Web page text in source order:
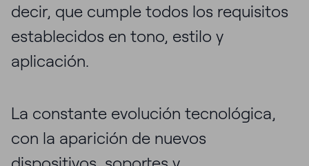
decir, que cumple todos los requisitos
establecidos en tono, estilo y
aplicación.
La constante evolución tecnológica,
con la aparición de nuevos